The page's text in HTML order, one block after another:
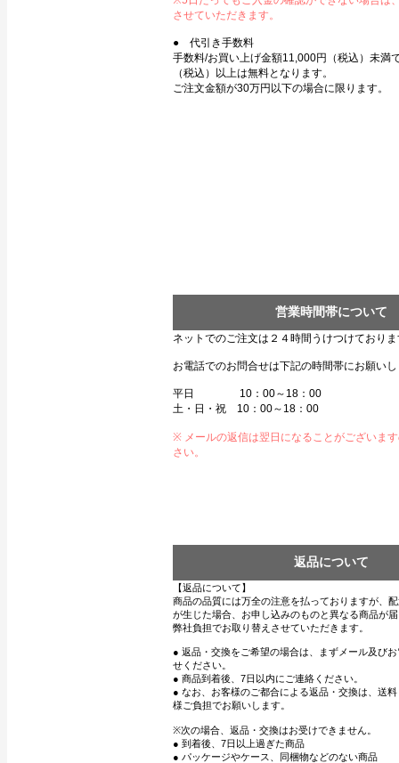
させていただきます。
● 代引き手数料
手数料/お買い上げ金額11,000円（税込）未満
（税込）以上は無料となります。
ご注文金額が30万円以下の場合に限ります。
営業時間帯について
ネットでのご注文は２４時間うけつけており
お電話でのお問合せは下記の時間帯にお願い
平日 10：00～18：00
土・日・祝 10：00～18：00
※ メールの返信は翌日になることがございま
さい。
返品について
【返品について】
商品の品質には万全の注意を払っておりますが、
が生じた場合、お申し込みのものと異なる商品が
弊社負担でお取り替えさせていただきます。
● 返品・交換をご希望の場合は、まずメール及び
せください。
● 商品到着後、7日以内にご連絡ください。
● なお、お客様のご都合による返品・交換は、送
様ご負担でお願いします。
※次の場合、返品・交換はお受けできません。
● 到着後、7日以上過ぎた商品
● パッケージやケース、同梱物などのない商品